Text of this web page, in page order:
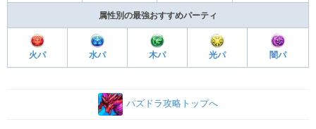
属性別の最強おすすめパーティ
火パ 水パ 木パ 光パ 闇パ
パズドラ攻略トップへ